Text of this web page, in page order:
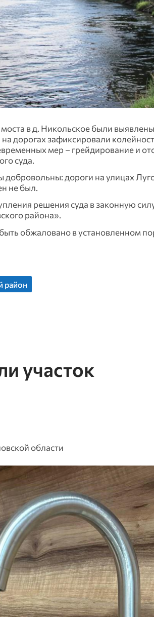
в д. Никольское были
дорогах зафиксировали
мер – грейдирование и
суда.
дороги на улицах
не был.
решения суда в законную
района».
обжаловано в установленном
район
участок
области